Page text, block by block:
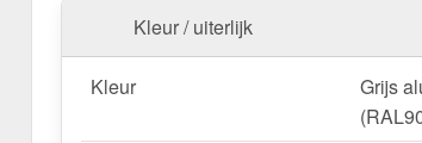
Kleur / uiterlijk
Kleur
Grijs